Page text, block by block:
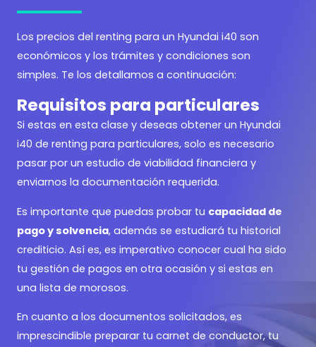
Los precios del renting para un Hyundai i40 son
económicos y los trámites y condiciones son
simples. Te los detallamos a continuación:
Requisitos para particulares
Si estas en esta clase y deseas obtener un Hyundai
i40 de renting para particulares, solo es necesario
pasar por un estudio de viabilidad financiera y
enviarnos la documentación requerida.
Es importante que puedas probar tu capacidad de
pago y solvencia, además se estudiará tu historial
crediticio. Así es, es imperativo conocer cual ha sido
tu gestión de pagos en otra ocasión y si estas en
una lista de morosos.
En cuanto a los documentos solicitados, es
imprescindible preparar tu carnet de conductor, tu